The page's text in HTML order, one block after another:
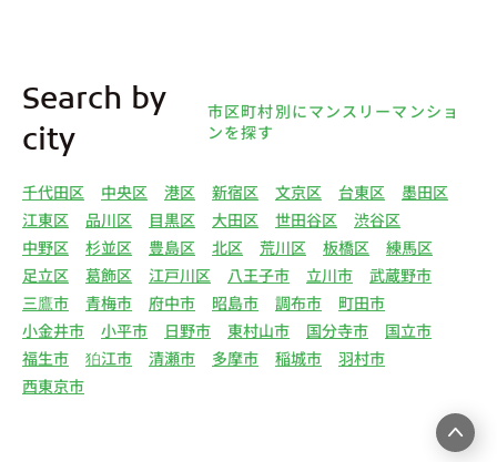
下記（1）～（13）における利用目的のために利用
し、また、利用目的を達成するために必要な範囲で
リー物件の紹介、利用契約に関する連絡、利用契約
の締結、履行。（2）弊社の他のマンスリー物件お
よびサービスの紹介ならびにお客様・オーナー様に
とって有用と思われる弊社提携先の商品・サービス
等を紹介するためのダイレクトメール、住環境向上
のためのアンケート等の発送（3）賃貸事業におけ
る情報・サービスを提供するための郵便物、電話、
電子メールまたは訪問等による営業活動（4）不動
産物件の紹介・賃貸借契約・サブリース契約等の締
Search by
city
市区町村別にマンスリーマンショ
ンを探す
千代田区 中央区 港区 新宿区 文京区 台東区
墨田区
江東区
品川区 目黒区 大田区 世田谷区
渋谷区
中野区
杉並区 豊島区 北区 荒川区 板橋区
練馬区
足立区
葛飾区 江戸川区 八王子市 立川市
武蔵野市
三鷹市
青梅市 府中市 昭島市 調布市
町田市
小金井市
小平市 日野市 東村山市 国分寺市
国立市
福生市
狛江市 清瀬市 多摩市 稲城市
羽村市
西東京市